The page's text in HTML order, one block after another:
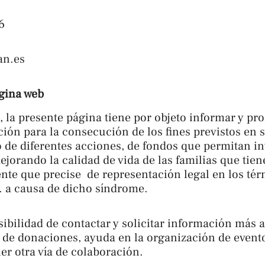
web
la presente página tiene por objeto informar y
para la consecución de los fines previstos en
diferentes acciones, de fondos que permitan
la calidad de vida de las familias que
que precise de representación legal en los
causa de dicho síndrome.
de contactar y solicitar información más
donaciones, ayuda en la organización de
otra vía de colaboración.